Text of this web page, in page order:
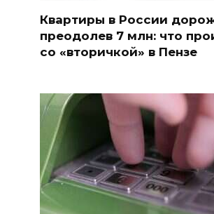
Квартиры в России
преодолев 7 млн: что
со «вторичкой» в Пензе